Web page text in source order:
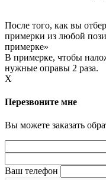
После того, как вы
примерки из любой
примерке»
В примерке, чтобы
нужные оправы 2 раза.
X
Перезвоните мне
Вы можете заказать
Ваш телефон